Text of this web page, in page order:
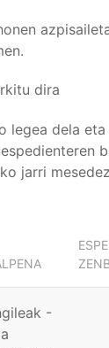
dira
legea dela
jarri
-